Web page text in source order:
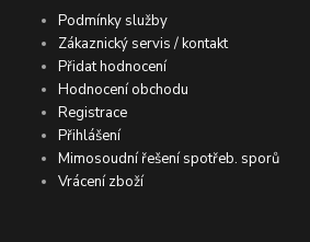
Podmínky služby
Zákaznický servis / kontakt
Přidat hodnocení
Hodnocení obchodu
Registrace
Přihlášení
Mimosoudní řešení spotřeb. sporů
Vrácení zboží